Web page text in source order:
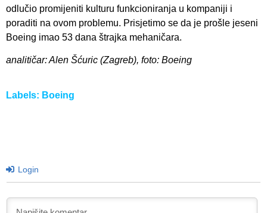
odlučio promijeniti kulturu funkcioniranja u kompaniji i
poraditi na ovom problemu. Prisjetimo se da je prošle jeseni
Boeing imao 53 dana štrajka mehaničara.
analitičar: Alen Šćuric (Zagreb), foto: Boeing
Labels: Boeing
Login